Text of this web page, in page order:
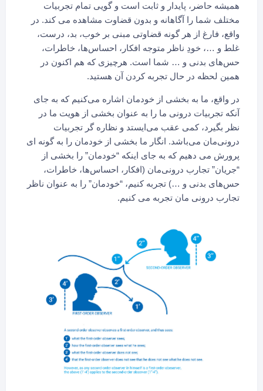
همیشه حاضر، پایدار و ثابت است و گویی تمام تجربیات
مختلف شما را آگاهانه و بدون قضاوت مشاهده می کند. در
واقع، فارغ از هر گونه قضاوتی مبنی بر خوب، بد، درست،
غلط و …، خودِ ناظر متوجه افکار،‌ احساس‌ها، خاطرات،
حس‌های بدنی و … شما است. هرچیزی که هم اکنون در
همین لحظه در حال تجربه کردن آن هستید.
در واقع، ما به بخشی از خودمان اشاره می‌کنیم که به جای
آنکه تجربیات درونی ما را به عنوان بخشی از هویت ما در
نظر بگیرد، کمی عقب می‌ایستد و نظاره گر تجربیات
درونی‌مان می‌باشد. انگار ما بخشی از خودمان را به گونه ای
پرورش می دهیم که به جای اینکه “خودمان” را بخشی از
“جریان” تجارب درونی‌مان (افکار، احساس‌ها، خاطرات،
حس‌های بدنی و …) تجربه کنیم، “خودمان” را به عنوان ناظر
تجارب درونی مان تجربه می کنیم.